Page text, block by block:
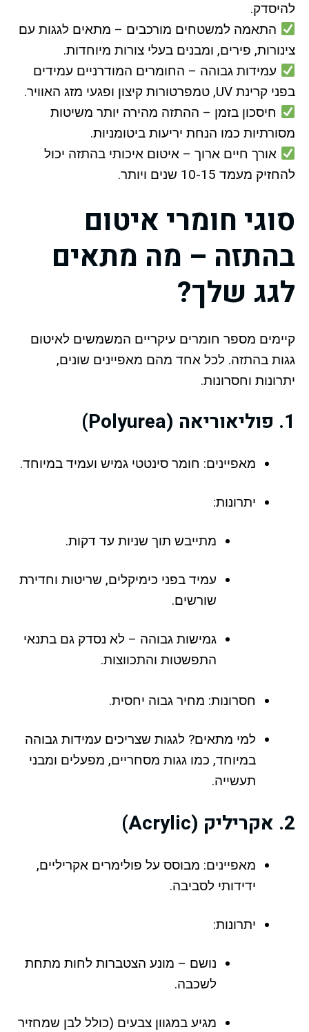
להיסדק.
התאמה למשטחים מורכבים – מתאים לגגות עם
צינורות, פירים, ומבנים בעלי צורות מיוחדות.
עמידות גבוהה – החומרים המודרניים עמידים
בפני קרינת UV, טמפרטורות קיצון ופגעי מזג האוויר.
חיסכון בזמן – ההתזה מהירה יותר משיטות
מסורתיות כמו הנחת יריעות ביטומניות.
אורך חיים ארוך – איטום איכותי בהתזה יכול
להחזיק מעמד 10-15 שנים ויותר.
סוגי חומרי איטום
בהתזה – מה מתאים
לגג שלך?
קיימים מספר חומרים עיקריים המשמשים לאיטום
גגות בהתזה. לכל אחד מהם מאפיינים שונים,
יתרונות וחסרונות.
1. פוליאוריאה (Polyurea)
מאפיינים: חומר סינטטי גמיש ועמיד במיוחד.
יתרונות:
מתייבש תוך שניות עד דקות.
עמיד בפני כימיקלים, שריטות וחדירת
שורשים.
גמישות גבוהה – לא נסדק גם בתנאי
התפשטות והתכווצות.
חסרונות: מחיר גבוה יחסית.
למי מתאים? לגגות שצריכים עמידות גבוהה
במיוחד, כמו גגות מסחריים, מפעלים ומבני
תעשייה.
2. אקריליק (Acrylic)
מאפיינים: מבוסס על פולימרים אקריליים,
ידידותי לסביבה.
יתרונות:
נושם – מונע הצטברות לחות מתחת
לשכבה.
מגיע במגוון צבעים (כולל לבן שמחזיר